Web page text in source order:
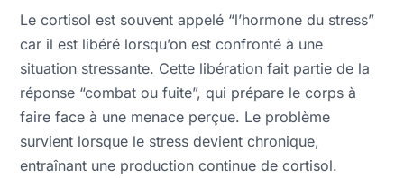
Le cortisol est souvent appelé “l’hormone du stress”
car il est libéré lorsqu’on est confronté à une
situation stressante. Cette libération fait partie de la
réponse “combat ou fuite”, qui prépare le corps à
faire face à une menace perçue. Le problème
survient lorsque le stress devient chronique,
entraînant une production continue de cortisol.